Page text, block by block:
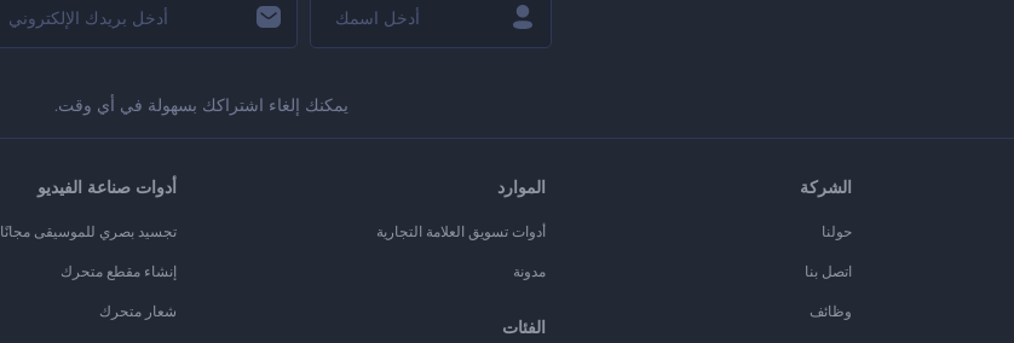
يمكنك إلغاء اشتراكك بسهولة في أي وقت.
الشركة
حولنا
اتصل بنا
وظائف
الموارد
أدوات تسويق العلامة التجارية
مدونة
الفئات
أدوات صناعة الفيديو
تجسيد بصري للموسيقى مجانًا
إنشاء مقطع متحرك
شعار متحرك